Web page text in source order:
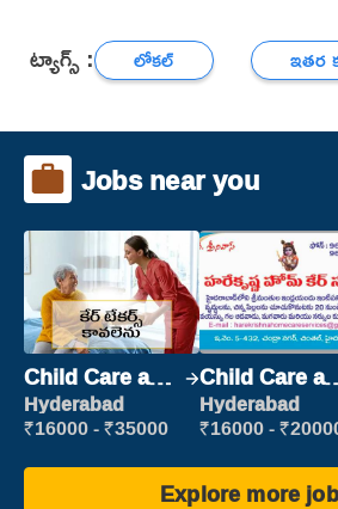
ట్యాగ్స్ : లోకల్ ఇతర
Jobs near you
Child Care and
Patient care
Hyderabad
₹16000 - ₹35000
Child Care
Patient care
Hyderabad
₹16000 -
Explore more